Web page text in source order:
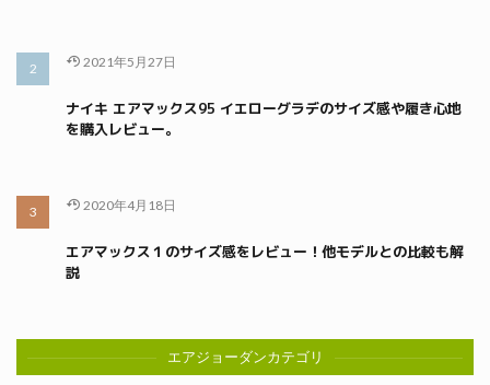
2021年5月27日
ナイキ エアマックス95 イエローグラデのサイズ感や履き心地
を購入レビュー。
2020年4月18日
エアマックス１のサイズ感をレビュー！他モデルとの比較も解
説
エアジョーダンカテゴリ